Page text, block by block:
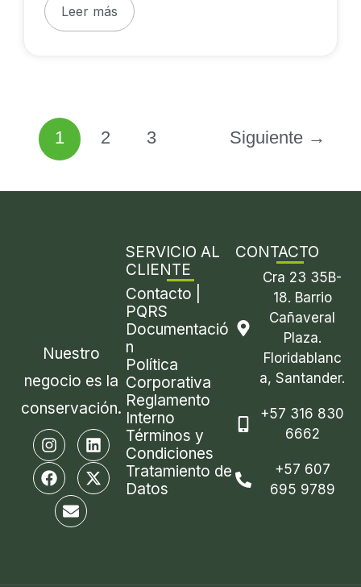
ocasiona un proyecto,
Leer más
1 2 3 Siguiente →
Nuestro
negocio es la
conservación.
I
n
s
t
a
g
L
i
n
k
e
F
a
c
e
b
o
X
-
t
w
i
E
n
v
e
l
o
p
SERVICIO AL
CLIENTE
Contacto |
PQRS
Documentació
n
Política
Corporativa
Reglamento
Interno
Términos y
Condiciones
Tratamiento de
Datos
CONTACTO
Cra 23 35B-
18. Barrio
Cañaveral
Plaza.
Floridablanc
a, Santander.
+57 316 830
6662
+57 607
695 9789